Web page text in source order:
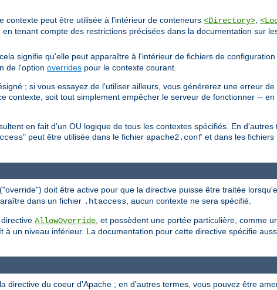
contexte peut être utilisée à l'intérieur de conteneurs <Directory>
tenant compte des restrictions précisées dans la documentation sur
signifie qu'elle peut apparaître à l'intérieur de fichiers de configuration
de l'option overrides pour le contexte courant.
; si vous essayez de l'utiliser ailleurs, vous générerez une erreur
contexte, soit tout simplement empêcher le serveur de fonctionner --
en fait d'un OU logique de tous les contextes spécifiés. En
" peut être utilisée dans le fichier apache2.conf et dans les fichiers
doit être active pour que la directive puisse être traitée
dans un fichier .htaccess, aucun contexte ne sera spécifié.
AllowOverride, et possèdent une portée particulière, comme
à un niveau inférieur. La documentation pour cette directive spécifie
directive du coeur d'Apache ; en d'autres termes, vous pouvez être